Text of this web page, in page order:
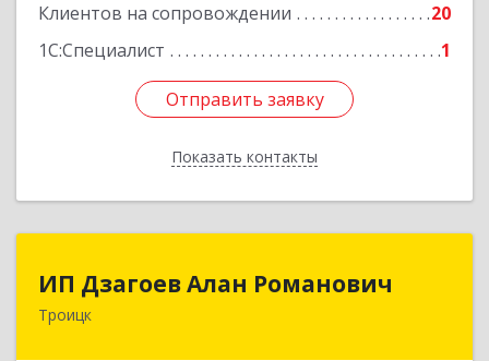
Клиентов на сопровождении
20
1С:Специалист
1
Отправить заявку
Показать контакты
Отправить заявку
Назад
ИП Дзагоев Алан Романович
Троицк